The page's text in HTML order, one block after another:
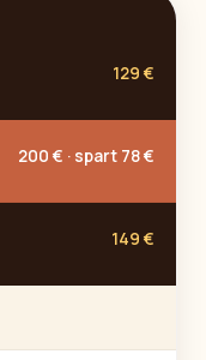
129 €
200 € · spart 78 €
149 €